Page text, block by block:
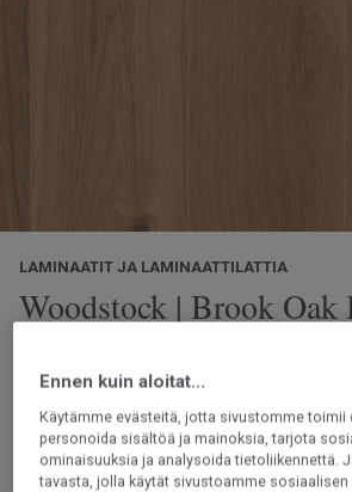
LAMINAATIT JA LAMINAATTILATTIA
Woodstock | Brook Oak
tunnelma. Valikoimasta löytyy klassisia
ja rustiikkisilla ilmeillä. Useissa kuoseissa
pinta pintapuun ja oksankohtien kera.
luomaan autenttisen ja korkealaatuisen
Lue lisää
Ennen kuin aloitat...
Käytämme evästeitä, jotta sivustomme toimii
personoida sisältöä ja mainoksia, tarjota
ominaisuuksia ja analysoida tietoliikennettä.
tavasta, jolla käytät sivustoamme sosiaalisen